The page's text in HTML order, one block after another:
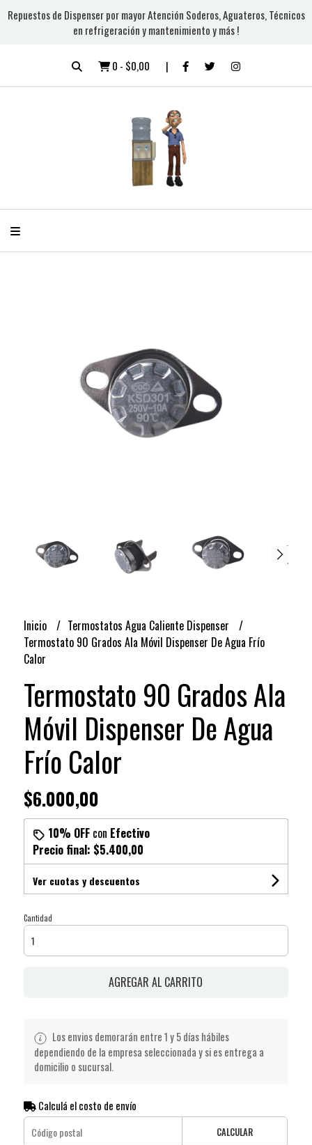
Repuestos de Dispenser por mayor Atención Soderos, Aguateros, Técnicos
en refrigeración y mantenimiento y más !
0 - $0,00
Inicio
Termostatos Agua Caliente Dispenser
Termostato 90 Grados Ala Móvil Dispenser De Agua Frío
Calor
Termostato 90 Grados Ala
Móvil Dispenser De Agua
Frío Calor
$6.000,00
10% OFFcon Efectivo
Precio final: $5.400,00
Ver cuotas y descuentos
Cantidad
AGREGAR AL CARRITO
Los envios demorarán entre 1 y 5 días hábiles
dependiendo de la empresa seleccionada y si es entrega a
domicilio o sucursal.
Calculá el costo de envío
CALCULAR